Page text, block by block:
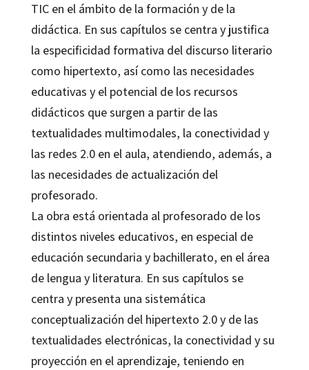
TIC en el ámbito de la formación y de la
didáctica. En sus capítulos se centra y justifica
la especificidad formativa del discurso literario
como hipertexto, así como las necesidades
educativas y el potencial de los recursos
didácticos que surgen a partir de las
textualidades multimodales, la conectividad y
las redes 2.0 en el aula, atendiendo, además, a
las necesidades de actualización del
profesorado.
La obra está orientada al profesorado de los
distintos niveles educativos, en especial de
educación secundaria y bachillerato, en el área
de lengua y literatura. En sus capítulos se
centra y presenta una sistemática
conceptualización del hipertexto 2.0 y de las
textualidades electrónicas, la conectividad y su
proyección en el aprendizaje, teniendo en